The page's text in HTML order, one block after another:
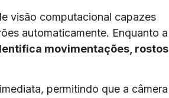
visão computacional capazes
automaticamente. Enquanto a
movimentações, rostos
permitindo que a câmera